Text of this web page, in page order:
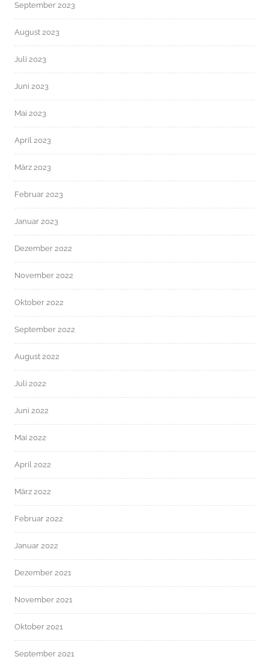
September 2023
August 2023
Juli 2023
Juni 2023
Mai 2023
April 2023
März 2023
Februar 2023
Januar 2023
Dezember 2022
November 2022
Oktober 2022
September 2022
August 2022
Juli 2022
Juni 2022
Mai 2022
April 2022
März 2022
Februar 2022
Januar 2022
Dezember 2021
November 2021
Oktober 2021
September 2021